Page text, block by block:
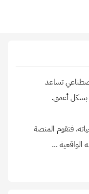
تساعد
فتقوم المنصة
الواقعية ...